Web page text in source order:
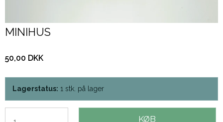
MINIHUS
50,00 DKK
Lagerstatus: 1 stk. på lager
KØB